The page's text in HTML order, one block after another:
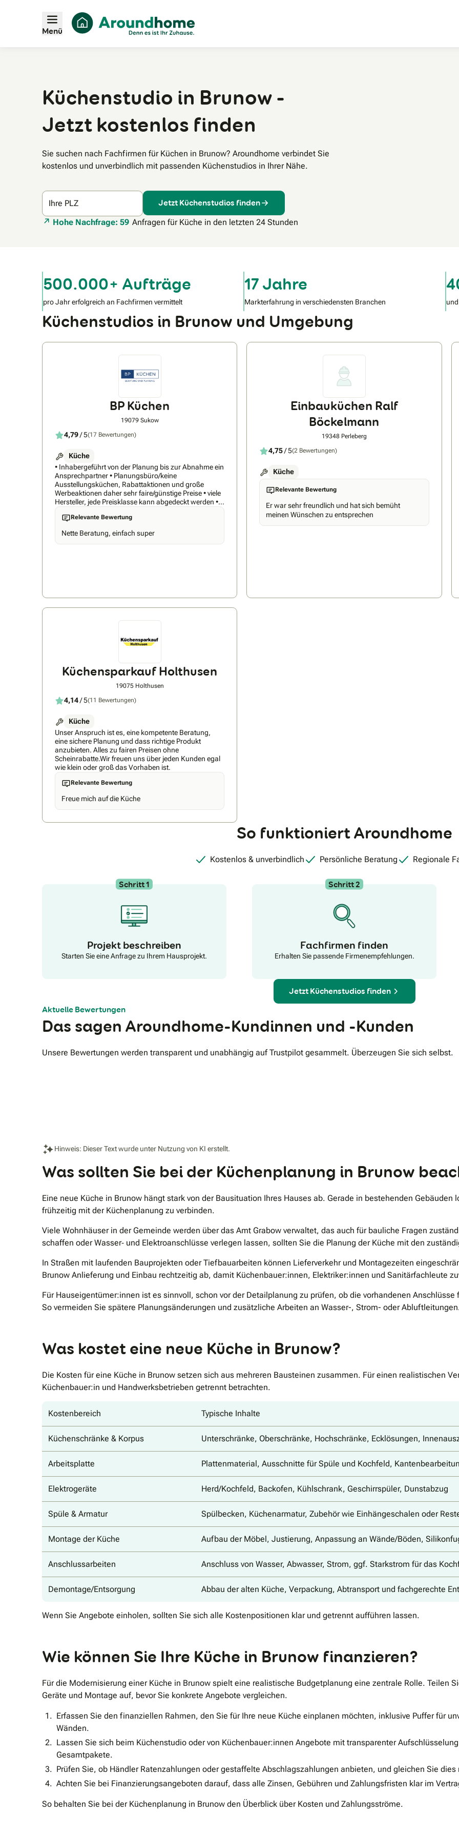
Menü
Küchenstudio in Brunow -
Jetzt kostenlos finden
Sie suchen nach Fachfirmen für Küchen in Brunow? Aroundhome verbindet Sie
kostenlos und unverbindlich mit passenden Küchenstudios in Ihrer Nähe.
Ihre PLZ Jetzt Küchenstudios finden
Hohe Nachfrage: 59 Anfragen für Küche in den letzten 24 Stunden
500.000+ Aufträge
pro Jahr erfolgreich an Fachfirmen vermittelt
17 Jahre
Markterfahrung in verschiedensten Branchen
Küchenstudios in Brunow und Umgebung
BP Küchen
19079 Sukow
4,79/ 5(17 Bewertungen)
Küche
• Inhabergeführt von der Planung bis zur Abnahme ein
Ansprechpartner • Planungsbüro/keine
Ausstellungsküchen, Rabattaktionen und große
Werbeaktionen daher sehr faire/günstige Preise • viele
Hersteller, jede Preisklasse kann abgedeckt werden •
langjährige Erfahrung
Relevante Bewertung
Nette Beratung, einfach super
Einbauküchen Ralf
Böckelmann
19348 Perleberg
4,75/ 5(2 Bewertungen)
Küche
Relevante Bewertung
Er war sehr freundlich und hat sich bemüht
meinen Wünschen zu entsprechen
Küchensparkauf Holthusen
19075 Holthusen
4,14/ 5(11 Bewertungen)
Küche
Unser Anspruch ist es, eine kompetente Beratung,
eine sichere Planung und dass richtige Produkt
anzubieten. Alles zu fairen Preisen ohne
Scheinrabatte.Wir freuen uns über jeden Kunden egal
wie klein oder groß das Vorhaben ist.
Relevante Bewertung
Freue mich auf die Küche
So funktioniert Aroundhome
Kostenlos & unverbindlich Persönliche Beratung Regionale
Schritt 1
Projekt beschreiben
Starten Sie eine Anfrage zu Ihrem Hausprojekt.
Schritt 2
Fachfirmen finden
Erhalten Sie passende Firmenempfehlungen.
Jetzt Küchenstudios finden
Aktuelle Bewertungen
Das sagen Aroundhome-Kundinnen und -Kunden
Unsere Bewertungen werden transparent und unabhängig auf Trustpilot gesammelt. Überzeugen Sie sich selbst.
Hinweis: Dieser Text wurde unter Nutzung von KI erstellt.
Was sollten Sie bei der Küchenplanung in Brunow
Eine neue Küche in Brunow hängt stark von der Bausituation Ihres Hauses ab. Gerade in bestehenden
frühzeitig mit der Küchenplanung zu verbinden.
Viele Wohnhäuser in der Gemeinde werden über das Amt Grabow verwaltet, das auch für bauliche Fragen
schaffen oder Wasser‑ und Elektroanschlüsse verlegen lassen, sollten Sie die Planung der Küche mit den
In Straßen mit laufenden Bauprojekten oder Tiefbauarbeiten können Lieferverkehr und Montagezeiten
Brunow Anlieferung und Einbau rechtzeitig ab, damit Küchenbauer:innen, Elektriker:innen und Sanitärfachleute
Für Hauseigentümer:innen ist es sinnvoll, schon vor der Detailplanung zu prüfen, ob die vorhandenen
So vermeiden Sie spätere Planungsänderungen und zusätzliche Arbeiten an Wasser-, Strom- oder
Was kostet eine neue Küche in Brunow?
Die Kosten für eine Küche in Brunow setzen sich aus mehreren Bausteinen zusammen. Für einen realistischen
Küchenbauer:in und Handwerksbetrieben getrennt betrachten.
Kostenbereich Typische Inhalte
Küchenschränke & Korpus Unterschränke, Oberschränke, Hochschränke, Ecklösungen,
Arbeitsplatte Plattenmaterial, Ausschnitte für Spüle und Kochfeld,
Elektrogeräte Herd/Kochfeld, Backofen, Kühlschrank, Geschirrspüler, Dunstabzug
Spüle & Armatur Spülbecken, Küchenarmatur, Zubehör wie Einhängeschalen oder
Montage der Küche Aufbau der Möbel, Justierung, Anpassung an Wände/Böden,
Anschlussarbeiten Anschluss von Wasser, Abwasser, Strom, ggf. Starkstrom für das
Demontage/Entsorgung Abbau der alten Küche, Verpackung, Abtransport und fachgerechte
Wenn Sie Angebote einholen, sollten Sie sich alle Kostenpositionen klar und getrennt aufführen lassen.
Wie können Sie Ihre Küche in Brunow finanzieren?
Für die Modernisierung einer Küche in Brunow spielt eine realistische Budgetplanung eine zentrale Rolle. Teilen
Geräte und Montage auf, bevor Sie konkrete Angebote vergleichen.
Erfassen Sie den finanziellen Rahmen, den Sie für Ihre neue Küche einplanen möchten, inklusive Puffer für
Wänden.
Lassen Sie sich beim Küchenstudio oder von Küchenbauer:innen Angebote mit transparenter
Gesamtpakete.
Prüfen Sie, ob Händler Ratenzahlungen oder gestaffelte Abschlagszahlungen anbieten, und gleichen Sie
Achten Sie bei Finanzierungsangeboten darauf, dass alle Zinsen, Gebühren und Zahlungsfristen klar im
So behalten Sie bei der Küchenplanung in Brunow den Überblick über Kosten und Zahlungsströme.